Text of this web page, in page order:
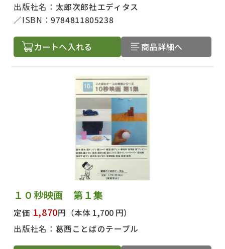
出版社名： 太郎次郎社エディタス
ISBN：9784811805238
カートへ入れる 商品詳細へ
１０秒映画 第１集
定価 1,870円 （本体 1,700 円）
出版社名： 葛西ことばのテーブル